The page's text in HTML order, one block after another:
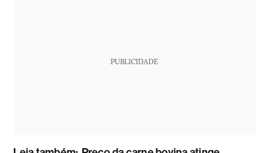
PUBLICIDADE